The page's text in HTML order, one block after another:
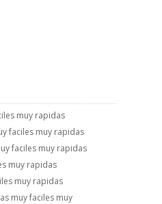
muy rapidas
faciles muy rapidas
faciles muy rapidas
muy rapidas
muy rapidas
muy faciles muy